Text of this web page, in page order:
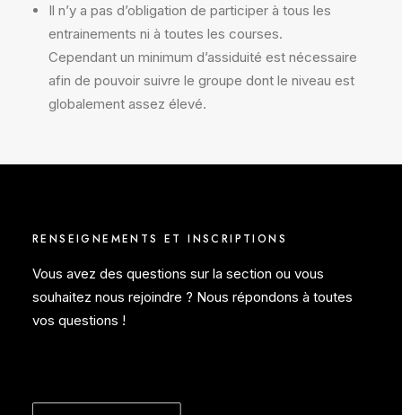
Il n’y a pas d’obligation de participer à tous les
entrainements ni à toutes les courses.
Cependant un minimum d’assiduité est nécessaire
afin de pouvoir suivre le groupe dont le niveau est
globalement assez élevé.
RENSEIGNEMENTS ET INSCRIPTIONS
Vous avez des questions sur la section ou vous
souhaitez nous rejoindre ? Nous répondons à toutes
vos questions !